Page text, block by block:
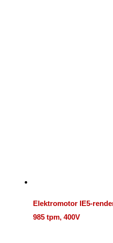
Elektromotor IE5-
985 tpm, 400V